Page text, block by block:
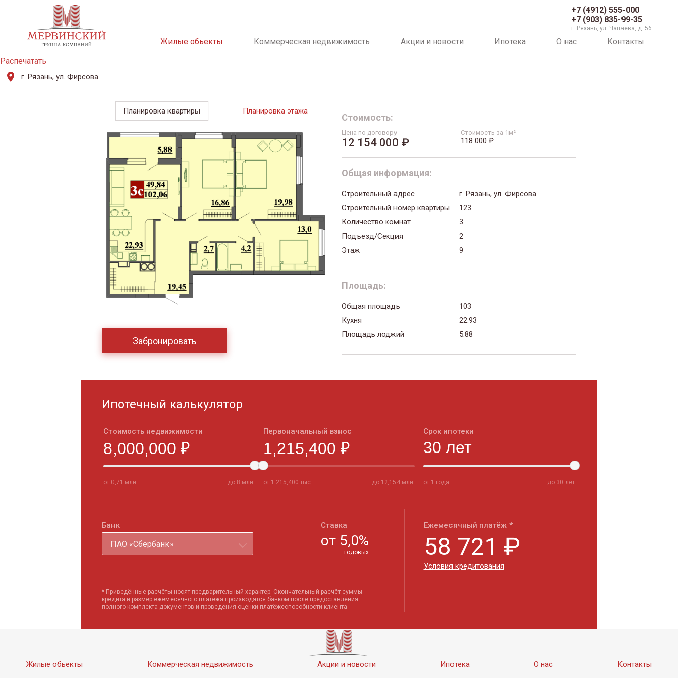
+7 (4912) 555-000
+7 (903) 835-99-35
г. Рязань, ул. Чапаева, д. 56
Жилые обьекты Коммерческая недвижимость Акции и новости Ипотека О нас
Контакты
Распечатать
г. Рязань, ул. Фирсова
Планировка квартиры Планировка этажа
Забронировать
Стоимость:
Цена по договору
12 154 000 ₽
Стоимость за 1м²
118 000 ₽
Общая информация:
Строительный адрес
г. Рязань, ул. Фирсова
Строительный номер квартиры
123
Количество комнат
3
Подъезд/Секция
2
Этаж
9
Площадь:
Общая площадь
103
Кухня
22.93
Площадь лоджий
5.88
Ипотечный калькулятор
Стоимость недвижимости
от 0,71 млн. до 8 млн.
Первоначальный взнос
от 1 215,400 тыс до 12,154 млн.
Срок ипотеки
от 1 года до 30 лет
Банк
ПАО «Сбербанк»
Ставка
от 5,0%
годовых
* Приведённые расчёты носят предварительный характер. Окончательный расчёт суммы
кредита и размер ежемесячного платежа производятся банком после предоставления
полного комплекта документов и проведения оценки платёжеспособности клиента
Ежемесячный платёж *
58 721 ₽
Условия кредитования
Жилые обьекты Коммерческая недвижимость Акции и новости Ипотека О нас Контакты